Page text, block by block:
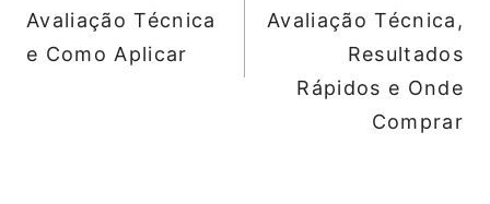
Avaliação Técnica
e Como Aplicar
Avaliação Técnica,
Resultados
Rápidos e Onde
Comprar